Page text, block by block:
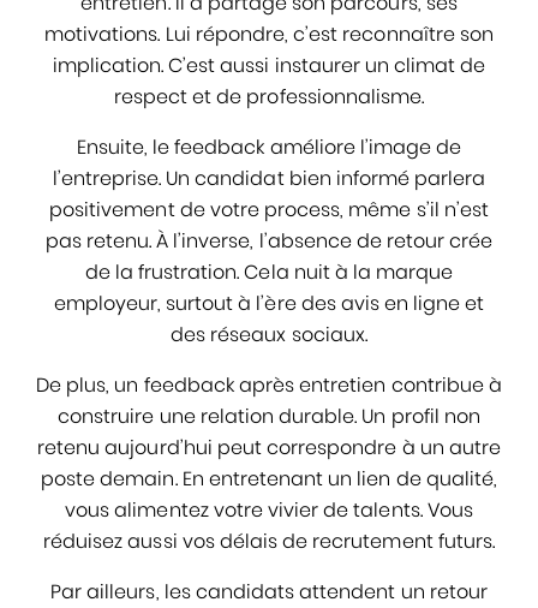
motivations. Lui répondre, c’est reconnaître son
implication. C’est aussi instaurer un climat de
respect et de professionnalisme.
Ensuite, le feedback améliore l’image de
l’entreprise. Un candidat bien informé parlera
positivement de votre process, même s’il n’est
pas retenu. À l’inverse, l’absence de retour crée
de la frustration. Cela nuit à la marque
employeur, surtout à l’ère des avis en ligne et
des réseaux sociaux.
De plus, un feedback après entretien contribue à
construire une relation durable. Un profil non
retenu aujourd’hui peut correspondre à un autre
poste demain. En entretenant un lien de qualité,
vous alimentez votre vivier de talents. Vous
réduisez aussi vos délais de recrutement futurs.
Par ailleurs, les candidats attendent un retour